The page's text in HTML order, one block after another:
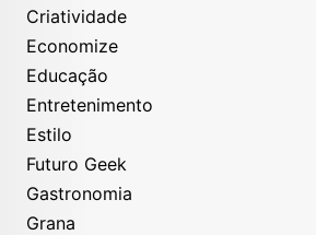
Criatividade
Economize
Educação
Entretenimento
Estilo
Futuro Geek
Gastronomia
Grana